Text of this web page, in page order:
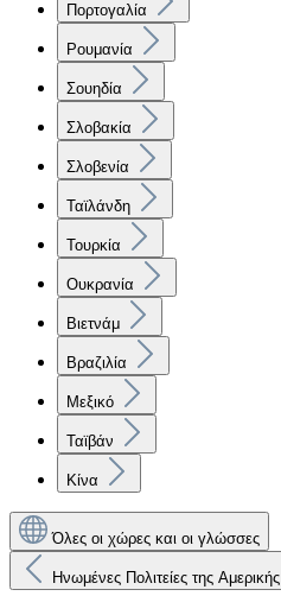
Πορτογαλία
Ρουμανία
Σουηδία
Σλοβακία
Σλοβενία
Ταϊλάνδη
Τουρκία
Ουκρανία
Βιετνάμ
Βραζιλία
Μεξικό
Ταϊβάν
Κίνα
Όλες οι χώρες και οι γλώσσες
Ηνωμένες Πολιτείες της Αμερικής